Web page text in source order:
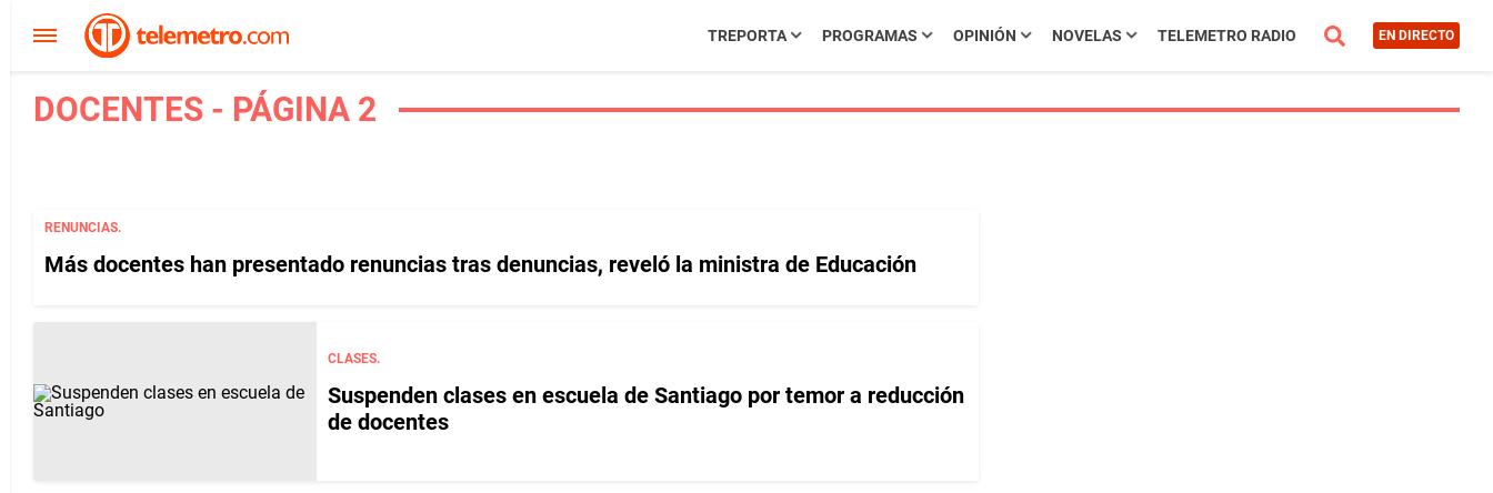
TREPORTA PROGRAMAS OPINIÓN NOVELAS TELEMETRO RADIO EN DIRECTO
DOCENTES - PÁGINA 2
RENUNCIAS.
Más docentes han presentado renuncias tras denuncias, reveló la ministra de Educación
CLASES.
Suspenden clases en escuela de Santiago por temor a reducción
de docentes